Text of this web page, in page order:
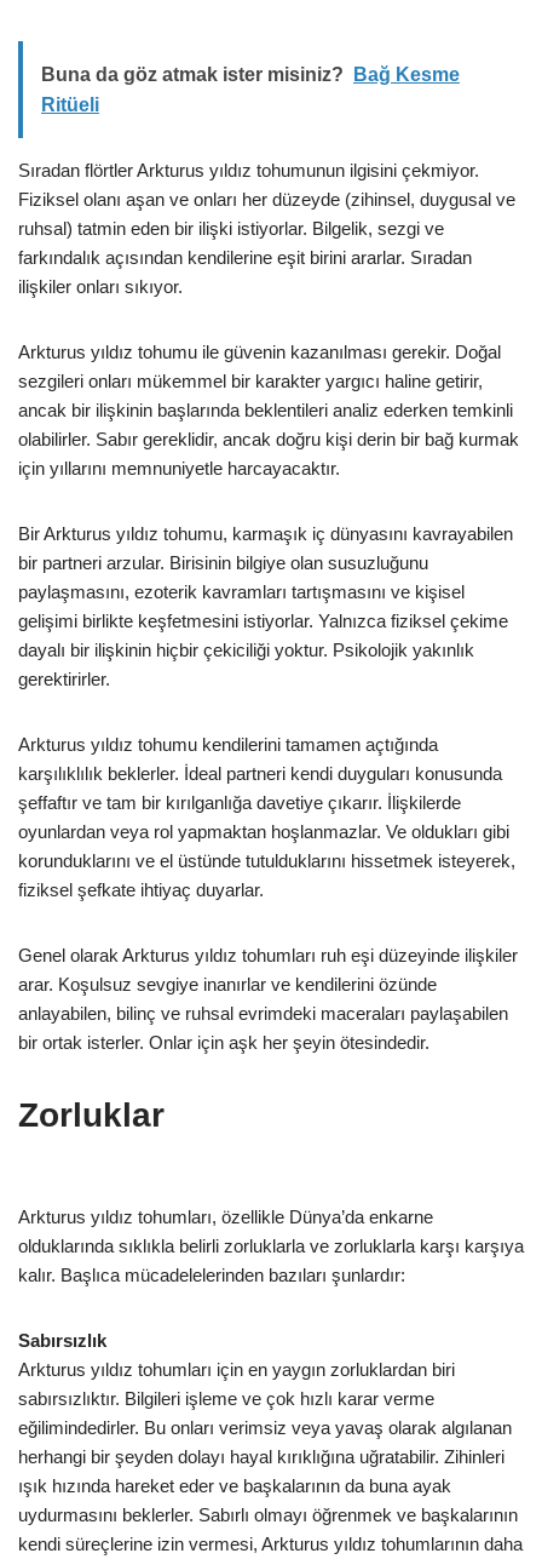
Buna da göz atmak ister misiniz?
Bağ Kesme
Ritüeli
Sıradan flörtler Arkturus yıldız tohumunun ilgisini çekmiyor.
Fiziksel olanı aşan ve onları her düzeyde (zihinsel, duygusal ve
ruhsal) tatmin eden bir ilişki istiyorlar. Bilgelik, sezgi ve
farkındalık açısından kendilerine eşit birini ararlar. Sıradan
ilişkiler onları sıkıyor.
Arkturus yıldız tohumu ile güvenin kazanılması gerekir. Doğal
sezgileri onları mükemmel bir karakter yargıcı haline getirir,
ancak bir ilişkinin başlarında beklentileri analiz ederken temkinli
olabilirler. Sabır gereklidir, ancak doğru kişi derin bir bağ kurmak
için yıllarını memnuniyetle harcayacaktır.
Bir Arkturus yıldız tohumu, karmaşık iç dünyasını kavrayabilen
bir partneri arzular. Birisinin bilgiye olan susuzluğunu
paylaşmasını, ezoterik kavramları tartışmasını ve kişisel
gelişimi birlikte keşfetmesini istiyorlar. Yalnızca fiziksel çekime
dayalı bir ilişkinin hiçbir çekiciliği yoktur. Psikolojik yakınlık
gerektirirler.
Arkturus yıldız tohumu kendilerini tamamen açtığında
karşılıklılık beklerler. İdeal partneri kendi duyguları konusunda
şeffaftır ve tam bir kırılganlığa davetiye çıkarır. İlişkilerde
oyunlardan veya rol yapmaktan hoşlanmazlar. Ve oldukları gibi
korunduklarını ve el üstünde tutulduklarını hissetmek isteyerek,
fiziksel şefkate ihtiyaç duyarlar.
Genel olarak Arkturus yıldız tohumları ruh eşi düzeyinde ilişkiler
arar. Koşulsuz sevgiye inanırlar ve kendilerini özünde
anlayabilen, bilinç ve ruhsal evrimdeki maceraları paylaşabilen
bir ortak isterler. Onlar için aşk her şeyin ötesindedir.
Zorluklar
Arkturus yıldız tohumları, özellikle Dünya’da enkarne
olduklarında sıklıkla belirli zorluklarla ve zorluklarla karşı karşıya
kalır. Başlıca mücadelelerinden bazıları şunlardır:
Sabırsızlık
Arkturus yıldız tohumları için en yaygın zorluklardan biri
sabırsızlıktır. Bilgileri işleme ve çok hızlı karar verme
eğilimindedirler. Bu onları verimsiz veya yavaş olarak algılanan
herhangi bir şeyden dolayı hayal kırıklığına uğratabilir. Zihinleri
ışık hızında hareket eder ve başkalarının da buna ayak
uydurmasını beklerler. Sabırlı olmayı öğrenmek ve başkalarının
kendi süreçlerine izin vermesi, Arkturus yıldız tohumlarının daha